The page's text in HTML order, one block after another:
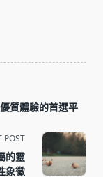
質體驗的首選平
POST
的靈
象徵